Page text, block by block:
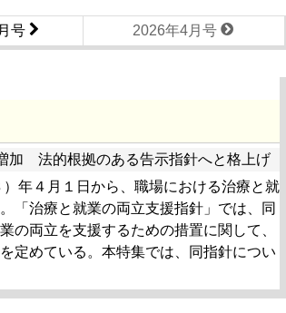
号 2026年4月号
加 法的根拠のある告示指針へと格上げ
年４月１日から、職場における治療と就
「治療と就業の両立支援指針」では、同
の両立を支援するための措置に関して、
定めている。本特集では、同指針につい